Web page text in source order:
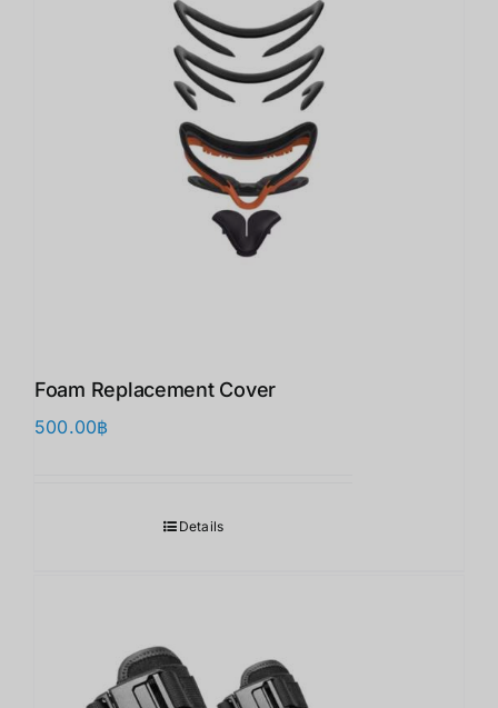
Foam Replacement Cover
500.00฿
Details